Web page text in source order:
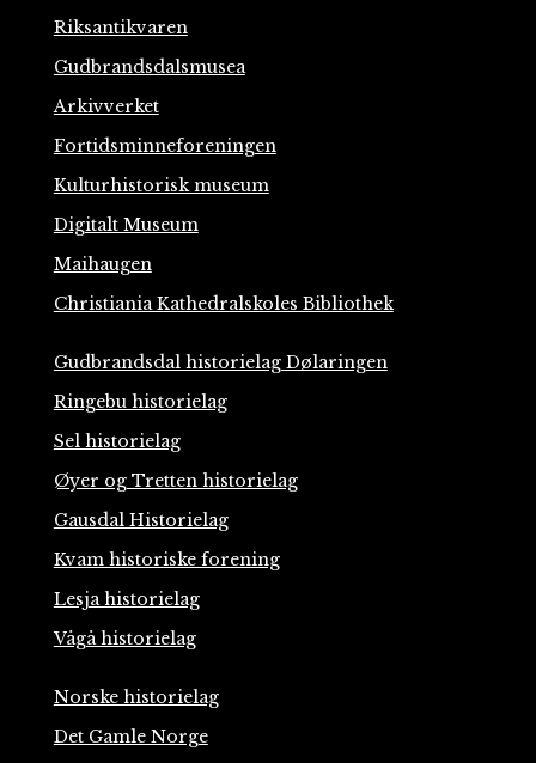
Riksantikvaren
Gudbrandsdalsmusea
Arkivverket
Fortidsminneforeningen
Kulturhistorisk museum
Digitalt Museum
Maihaugen
Christiania Kathedralskoles Bibliothek
Gudbrandsdal historielag Dølaringen
Ringebu historielag
Sel historielag
Øyer og Tretten historielag
Gausdal Historielag
Kvam historiske forening
Lesja historielag
Vågå historielag
Norske historielag
Det Gamle Norge